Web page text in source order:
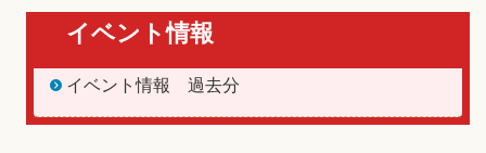
イベント情報
イベント情報 過去分